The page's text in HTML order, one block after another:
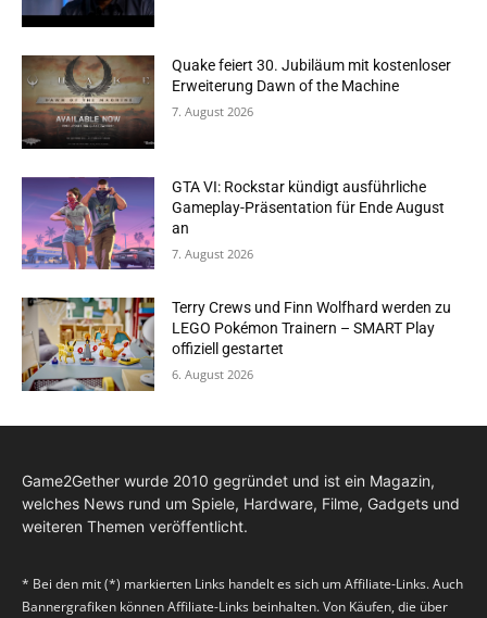
Quake feiert 30. Jubiläum mit kostenloser
Erweiterung Dawn of the Machine
7. August 2026
GTA VI: Rockstar kündigt ausführliche
Gameplay-Präsentation für Ende August
an
7. August 2026
Terry Crews und Finn Wolfhard werden zu
LEGO Pokémon Trainern – SMART Play
offiziell gestartet
6. August 2026
Game2Gether wurde 2010 gegründet und ist ein Magazin,
welches News rund um Spiele, Hardware, Filme, Gadgets und
weiteren Themen veröffentlicht.
* Bei den mit (*) markierten Links handelt es sich um Affiliate-Links. Auch
Bannergrafiken können Affiliate-Links beinhalten. Von Käufen, die über